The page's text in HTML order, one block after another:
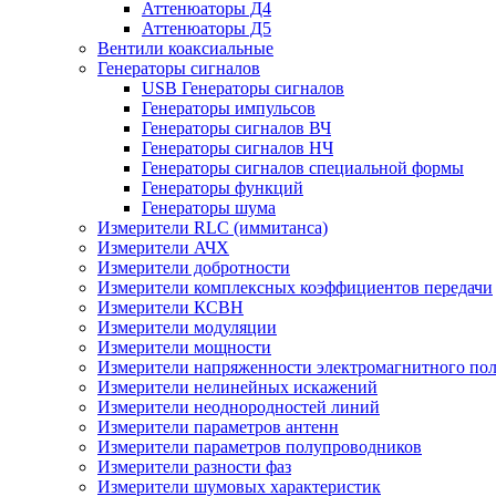
Аттенюаторы Д4
Аттенюаторы Д5
Вентили коаксиальные
Генераторы сигналов
USB Генераторы сигналов
Генераторы импульсов
Генераторы сигналов ВЧ
Генераторы сигналов НЧ
Генераторы сигналов специальной формы
Генераторы функций
Генераторы шума
Измерители RLC (иммитанса)
Измерители АЧХ
Измерители добротности
Измерители комплексных коэффициентов передачи
Измерители КСВН
Измерители модуляции
Измерители мощности
Измерители напряженности электромагнитного
Измерители нелинейных искажений
Измерители неоднородностей линий
Измерители параметров антенн
Измерители параметров полупроводников
Измерители разности фаз
Измерители шумовых характеристик